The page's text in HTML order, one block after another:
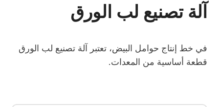
آلة تصنيع لب الورق
في خط إنتاج حوامل البيض، تعتبر آلة تصنيع لب الورق
قطعة أساسية من المعدات.